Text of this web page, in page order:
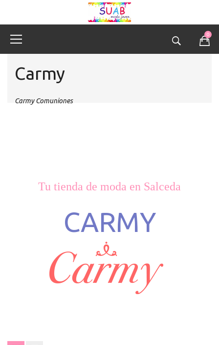
0
Carmy
Carmy Comuniones
Tu tienda de moda en Salceda
CARMY